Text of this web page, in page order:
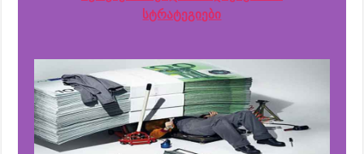
სტრატეგიები